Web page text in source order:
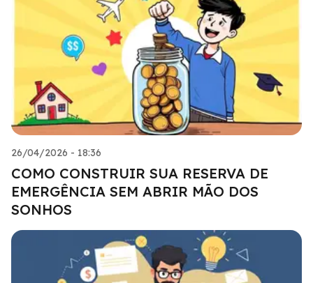
26/04/2026 - 18:36
COMO CONSTRUIR SUA RESERVA DE
EMERGÊNCIA SEM ABRIR MÃO DOS
SONHOS